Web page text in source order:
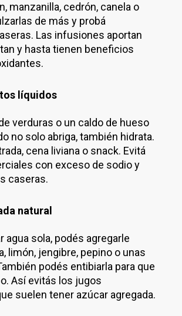
manzanilla, cedrón, canela o
de más y probá
Las infusiones aportan
y hasta tienen beneficios
líquidos
verduras o un caldo de hueso
no solo abriga, también hidrata.
cena liviana o snack. Evitá
con exceso de sodio y
caseras.
natural
agua sola, podés agregarle
limón, jengibre, pepino o unas
podés entibiarla para que
Así evitás los jugos
suelen tener azúcar agregada.